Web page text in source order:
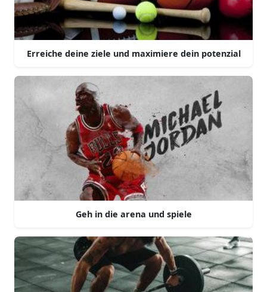
Erreiche deine ziele und maximiere dein potenzial
Geh in die arena und spiele